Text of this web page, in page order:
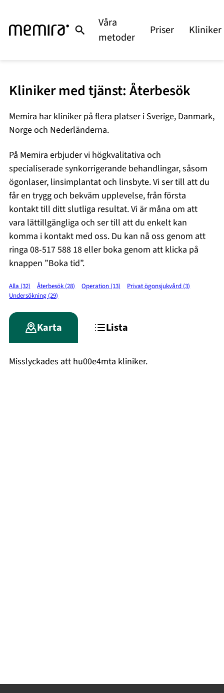
Våra
metoder
Priser Kliniker
Kliniker med tjänst: Återbesök
Memira har kliniker på flera platser i Sverige, Danmark,
Norge och Nederländerna.
På Memira erbjuder vi högkvalitativa och
specialiserade synkorrigerande behandlingar, såsom
ögonlaser, linsimplantat och linsbyte. Vi ser till att du
får en trygg och bekväm upplevelse, från första
kontakt till ditt slutliga resultat. Vi är måna om att
vara lättillgängliga och ser till att du enkelt kan
komma i kontakt med oss. Du kan nå oss genom att
ringa 08-517 588 18 eller boka genom att klicka på
knappen ”Boka tid”.
Alla (32) Återbesök (28) Operation (13)
Privat ögonsjukvård (3)
Undersökning (29)
Karta Lista
Misslyckades att hu00e4mta kliniker.